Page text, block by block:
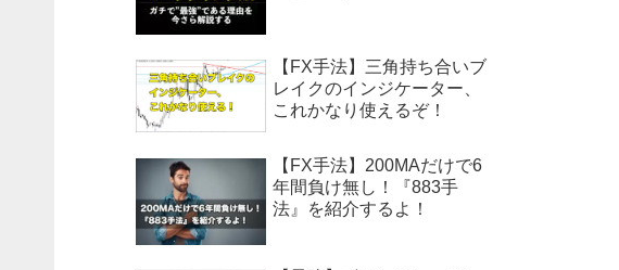
【FX手法】三角持ち合いブ
レイクのインジケーター、
これかなり使えるぞ！
【FX手法】200MAだけで6
年間負け無し！『883手
法』を紹介するよ！